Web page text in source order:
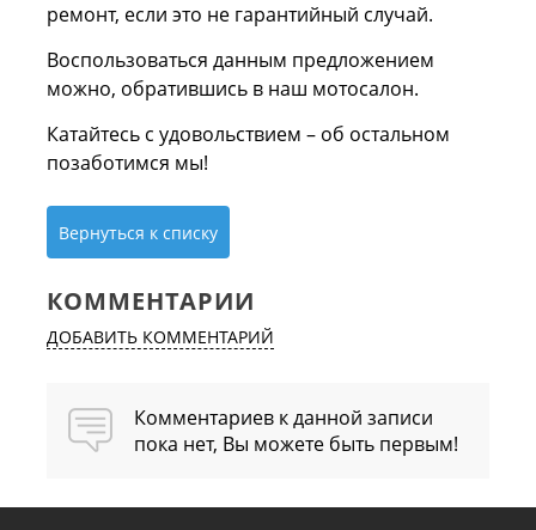
ремонт, если это не гарантийный случай.
Воспользоваться данным предложением
можно, обратившись в наш мотосалон.
Катайтесь с удовольствием – об остальном
позаботимся мы!
Вернуться к списку
КОММЕНТАРИИ
ДОБАВИТЬ КОММЕНТАРИЙ
Комментариев к данной записи
пока нет, Вы можете быть первым!